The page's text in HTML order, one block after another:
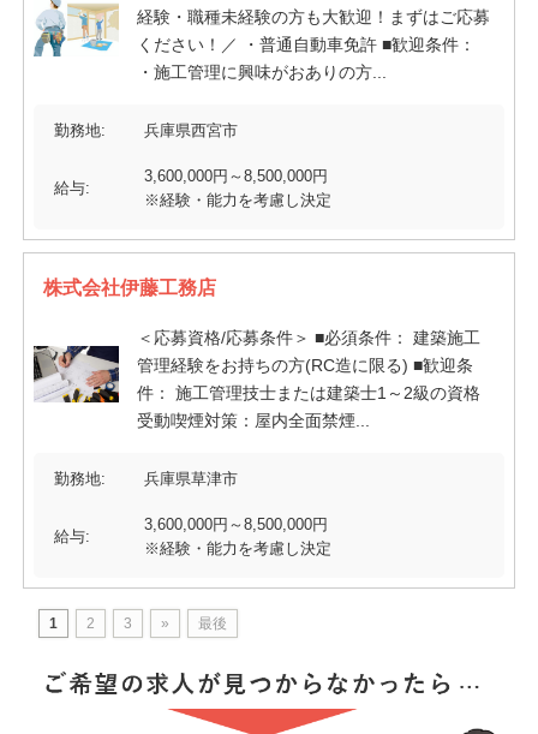
経験・職種未経験の方も大歓迎！まずはご応募
ください！／ ・普通自動車免許 ■歓迎条件：
・施工管理に興味がおありの方...
勤務地: 兵庫県西宮市
給与:
3,600,000円～8,500,000円
※経験・能力を考慮し決定
株式会社伊藤工務店
＜応募資格/応募条件＞ ■必須条件： 建築施工
管理経験をお持ちの方(RC造に限る) ■歓迎条
件： 施工管理技士または建築士1～2級の資格
受動喫煙対策：屋内全面禁煙...
勤務地: 兵庫県草津市
給与:
3,600,000円～8,500,000円
※経験・能力を考慮し決定
1 2 3 » 最後